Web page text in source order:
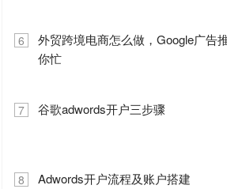
6
外贸跨境电商怎么做，Google广告
你忙
7 谷歌adwords开户三步骤
8 Adwords开户流程及账户搭建